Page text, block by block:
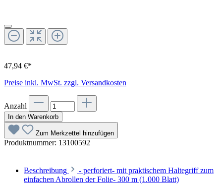
47,94 €*
Preise inkl. MwSt. zzgl. Versandkosten
Anzahl
In den Warenkorb
Zum Merkzettel hinzufügen
Produktnummer: 13100592
Beschreibung
- perforiert- mit praktischem Haltegriff zum
einfachen Abrollen der Folie- 300 m (1.000 Blatt)